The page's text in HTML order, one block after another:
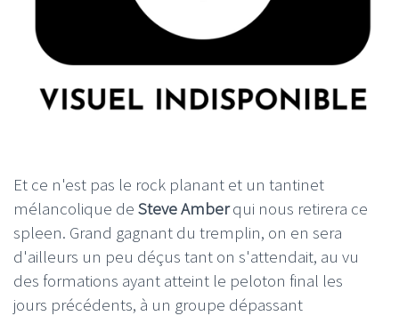
Et ce n'est pas le rock planant et un tantinet
mélancolique de Steve Amberqui nous retirera ce
spleen. Grand gagnant du tremplin, on en sera
d'ailleurs un peu déçus tant on s'attendait, au vu
des formations ayant atteint le peloton final les
jours précédents, à un groupe dépassant